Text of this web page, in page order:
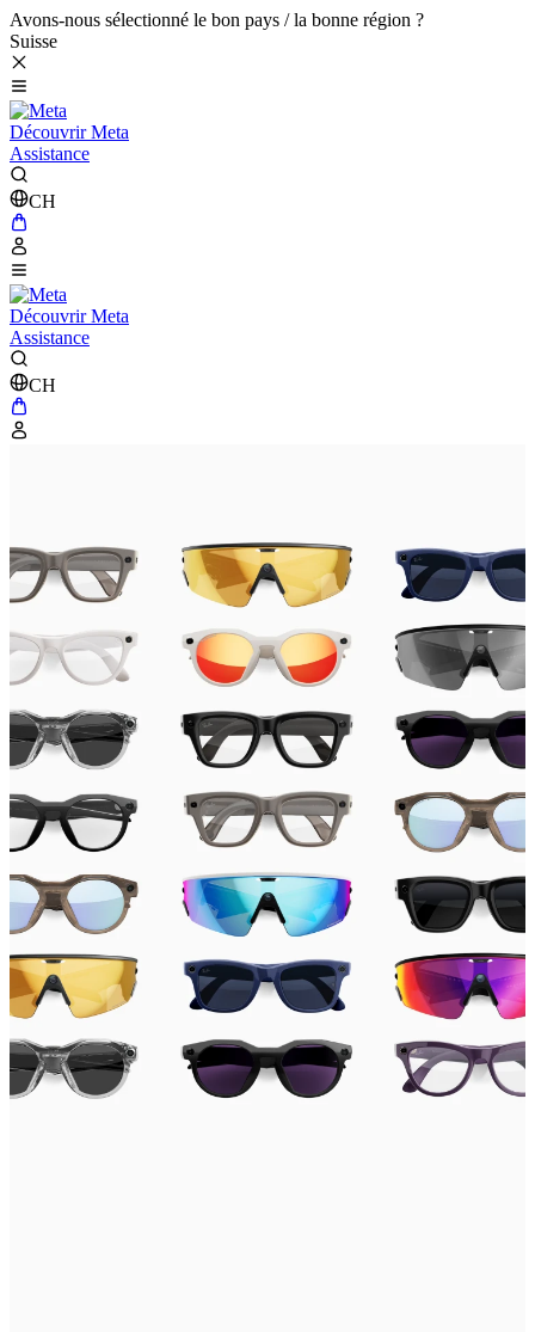
Avons-nous sélectionné le bon pays / la bonne région ?
Suisse
Découvrir Meta
Assistance
CH
Découvrir Meta
Assistance
CH